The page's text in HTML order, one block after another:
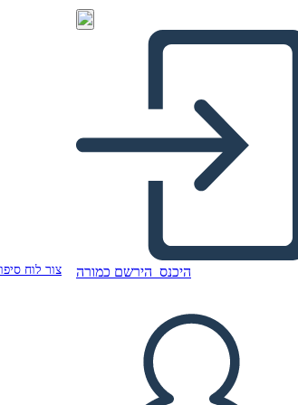
צור לוח היכנס הירשם כמורה